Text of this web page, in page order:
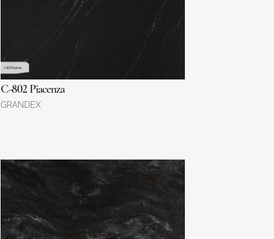
C-802 Piacenza
GRANDEX